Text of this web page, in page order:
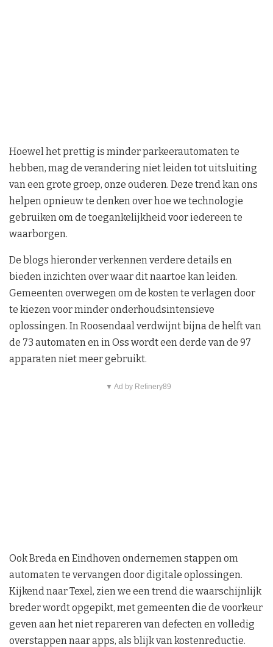
Hoewel het prettig is minder parkeerautomaten te
hebben, mag de verandering niet leiden tot uitsluiting
van een grote groep, onze ouderen. Deze trend kan ons
helpen opnieuw te denken over hoe we technologie
gebruiken om de toegankelijkheid voor iedereen te
waarborgen.
De blogs hieronder verkennen verdere details en
bieden inzichten over waar dit naartoe kan leiden.
Gemeenten overwegen om de kosten te verlagen door
te kiezen voor minder onderhoudsintensieve
oplossingen. In Roosendaal verdwijnt bijna de helft van
de 73 automaten en in Oss wordt een derde van de 97
apparaten niet meer gebruikt.
▼ Ad by Refinery89
Ook Breda en Eindhoven ondernemen stappen om
automaten te vervangen door digitale oplossingen.
Kijkend naar Texel, zien we een trend die waarschijnlijk
breder wordt opgepikt, met gemeenten die de voorkeur
geven aan het niet repareren van defecten en volledig
overstappen naar apps, als blijk van kostenreductie.